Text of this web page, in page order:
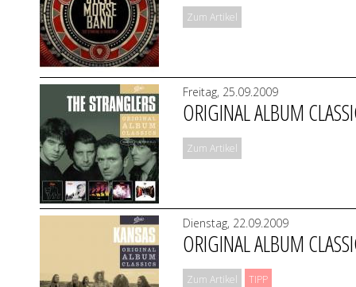
Zum Artikel
Freitag, 25.09.2009
ORIGINAL ALBUM
Zum Artikel
Dienstag, 22.09.2009
ORIGINAL ALBUM
Zum Artikel TIPP